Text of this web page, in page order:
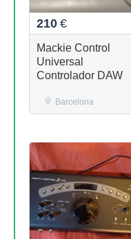
210 €
Mackie Control
Universal
Controlador DAW
Barcelona